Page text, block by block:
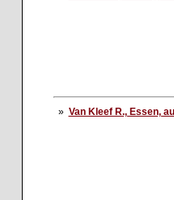
» Van Kleef R., Essen,